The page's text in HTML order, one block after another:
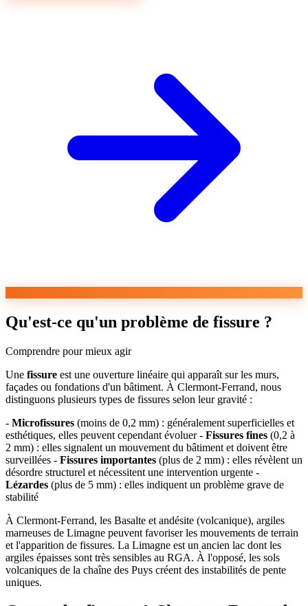
Qu'est-ce qu'un problème de fissure ?
Comprendre pour mieux agir
Une fissure est une ouverture linéaire qui apparaît sur les murs,
façades ou fondations d'un bâtiment. À Clermont-Ferrand, nous
distinguons plusieurs types de fissures selon leur gravité :
- Microfissures (moins de 0,2 mm) : généralement superficielles et
esthétiques, elles peuvent cependant évoluer - Fissures fines (0,2 à
2 mm) : elles signalent un mouvement du bâtiment et doivent être
surveillées - Fissures importantes (plus de 2 mm) : elles révèlent un
désordre structurel et nécessitent une intervention urgente -
Lézardes (plus de 5 mm) : elles indiquent un problème grave de
stabilité
À Clermont-Ferrand, les Basalte et andésite (volcanique), argiles
marneuses de Limagne peuvent favoriser les mouvements de terrain
et l'apparition de fissures. La Limagne est un ancien lac dont les
argiles épaisses sont très sensibles au RGA. À l'opposé, les sols
volcaniques de la chaîne des Puys créent des instabilités de pente
uniques.